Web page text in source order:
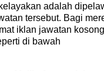
adalah
tersebut. Bagi
iklan jawatan
di bawah